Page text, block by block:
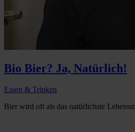
Bio Bier? Ja, Natürlich!
Essen & Trinken
Bier wird oft als das natürlichste